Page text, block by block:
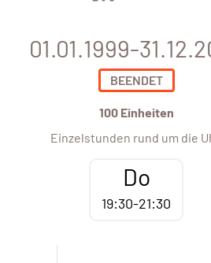
01.01.1999-
BEENDET
100 Einheiten
Einzelstunden rund um die
Do
19:30-21:30